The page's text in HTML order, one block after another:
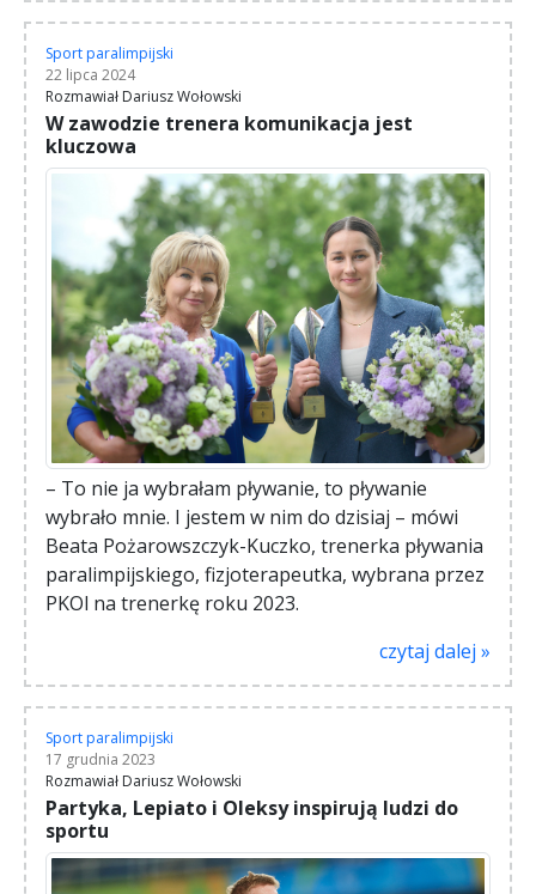
Sport paralimpijski
22 lipca 2024
Rozmawiał Dariusz Wołowski
W zawodzie trenera komunikacja jest
kluczowa
– To nie ja wybrałam pływanie, to pływanie
wybrało mnie. I jestem w nim do dzisiaj – mówi
Beata Pożarowszczyk-Kuczko, trenerka pływania
paralimpijskiego, fizjoterapeutka, wybrana przez
PKOl na trenerkę roku 2023.
czytaj dalej »
Sport paralimpijski
17 grudnia 2023
Rozmawiał Dariusz Wołowski
Partyka, Lepiato i Oleksy inspirują ludzi do
sportu